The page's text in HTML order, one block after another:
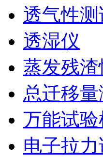
透气性测
透湿仪
蒸发残渣
总迁移
万能试验
电子拉